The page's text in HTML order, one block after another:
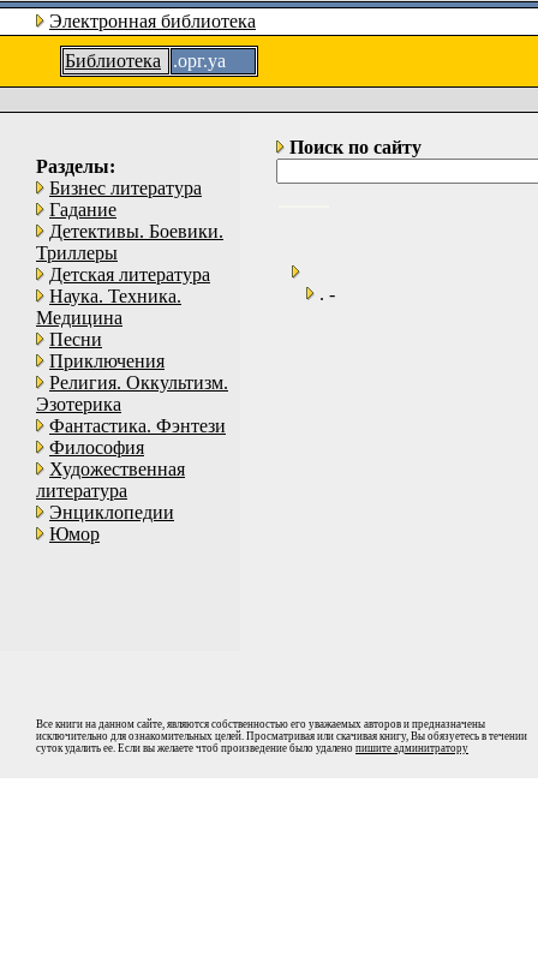
Электронная библиотека
Библиотека
.орг.уа
Разделы:
Бизнес литература
Гадание
Детективы. Боевики.
Триллеры
Детская литература
Наука. Техника.
Медицина
Песни
Приключения
Религия. Оккультизм.
Эзотерика
Фантастика. Фэнтези
Философия
Художественная
литература
Энциклопедии
Юмор
Поиск по сайту
. -
Все книги на данном сайте, являются собственностью его уважаемых авторов и предназначены
исключительно для ознакомительных целей. Просматривая или скачивая книгу, Вы обязуетесь в течении
суток удалить ее. Если вы желаете чтоб произведение было удалено пишите админитратору